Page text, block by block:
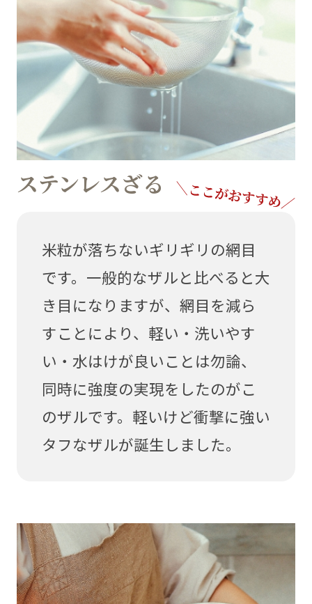
ステンレスざる
米粒が落ちないギリギリの網目
です。一般的なザルと比べると大
き目になりますが、網目を減ら
すことにより、軽い・洗いやす
い・水はけが良いことは勿論、
同時に強度の実現をしたのがこ
のザルです。軽いけど衝撃に強い
タフなザルが誕生しました。